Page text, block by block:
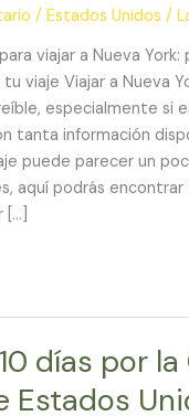
/Estados Unidos /
viajar a Nueva
viaje Viajar a Nueva
especialmente si
tanta información
puede parecer un
aquí podrás
días por la
Estados